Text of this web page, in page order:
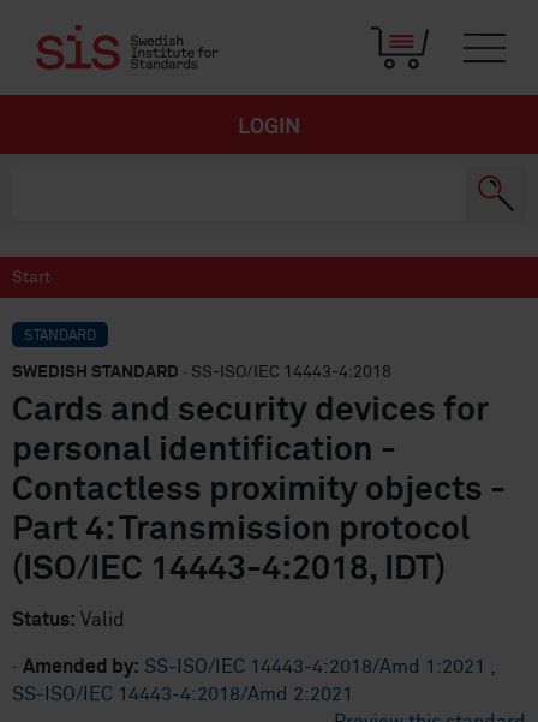
LOGIN
Start
STANDARD
SWEDISH STANDARD · SS-ISO/IEC 14443-4:2018
Cards and security devices for
personal identification -
Contactless proximity objects -
Part 4: Transmission protocol
(ISO/IEC 14443-4:2018, IDT)
Status: Valid
· Amended by: SS-ISO/IEC 14443-4:2018/Amd 1:2021
SS-ISO/IEC 14443-4:2018/Amd 2:2021